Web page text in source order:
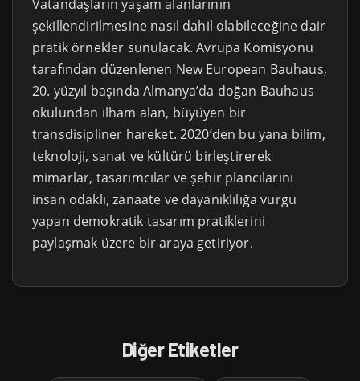
Vatandaşların yaşam alanlarının
şekillendirilmesine nasıl dahil olabileceğine dair
pratik örnekler sunulacak. Avrupa Komisyonu
tarafından düzenlenen New European Bauhaus,
20. yüzyıl başında Almanya’da doğan Bauhaus
okulundan ilham alan, büyüyen bir
transdisipliner hareket. 2020’den bu yana bilim,
teknoloji, sanat ve kültürü birleştirerek
mimarlar, tasarımcılar ve şehir plancılarını
insan odaklı, zanaate ve dayanıklılığa vurgu
yapan demokratik tasarım pratiklerini
paylaşmak üzere bir araya getiriyor.
Diğer Etiketler